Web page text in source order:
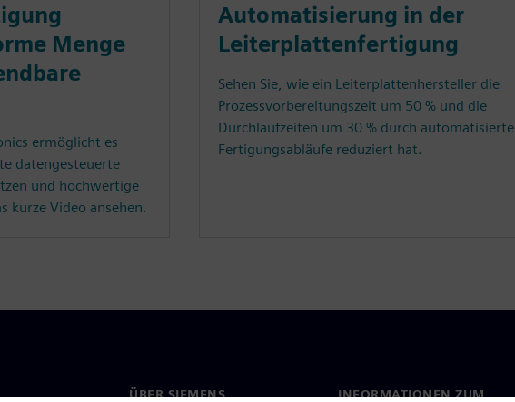
Menge
ermöglicht es
datengesteuerte
und hochwertige
kurze Video ansehen.
Automatisierung in der
Leiterplattenfertigung
Sehen Sie, wie ein Leiterplattenhersteller die
Prozessvorbereitungszeit um 50 % und die
Durchlaufzeiten um 30 % durch automatisierte
Fertigungsabläufe reduziert hat.
ÜBER SIEMENS INFORMATIONEN ZUM